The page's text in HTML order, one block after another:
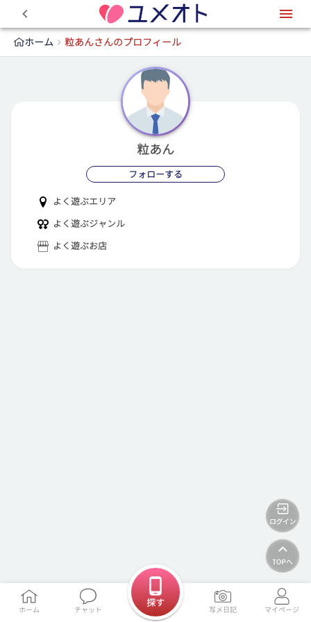
ホーム 粒あんさんのプロフィール
粒あん
フォローする
よく遊ぶエリア
よく遊ぶジャンル
よく遊ぶお店
探す
ホーム チャット 写メ日記 マイページ